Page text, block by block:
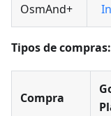
OsmAnd+
Tipos de compras:
Compra